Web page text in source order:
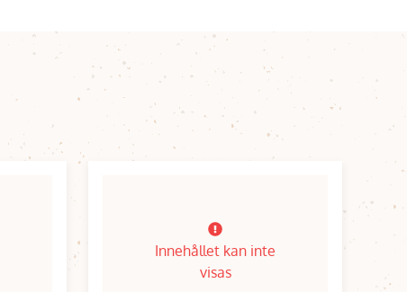
Innehållet kan inte
visas